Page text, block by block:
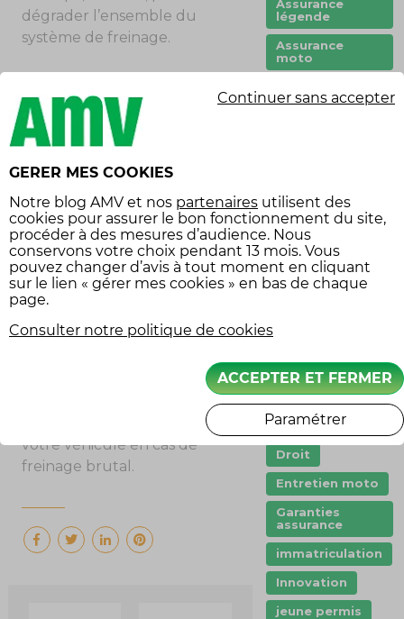
dégrader l’ensemble du
système de freinage.
Votre freinage vous fait
penser à deux tôles d’acier
qui frottent l’une contre
caractéristique indique que
vos plaquettes de frein sont
très usées, ce qui implique
rapidement
l’endommagement de vos
bruit strident, cela peut avoir
des conséquences sur votre
sécurité puisque des freins en
mauvais état peuvent vous
faire perdre le contrôle de
votre véhicule en cas de
freinage brutal.
Assurance
légende
Assurance
moto
véhicule
Casque
CES
circuit
code de la
route
covoiturage
créneau
dashcam
Droit
Entretien moto
Garanties
assurance
immatriculation
Innovation
jeune permis
GERER MES COOKIES
Notre blog AMV et nos partenaires utilisent des
cookies pour assurer le bon fonctionnement du site,
procéder à des mesures d’audience. Nous
conservons votre choix pendant 13 mois. Vous
pouvez changer d’avis à tout moment en cliquant
sur le lien « gérer mes cookies » en bas de chaque
page.
Consulter notre politique de cookies
Continuer sans accepter
ACCEPTER ET FERMER
Paramétrer